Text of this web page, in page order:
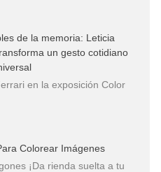
de la memoria: Leticia
un gesto cotidiano
en la exposición Color
Colorear Imágenes
¡Da rienda suelta a tu